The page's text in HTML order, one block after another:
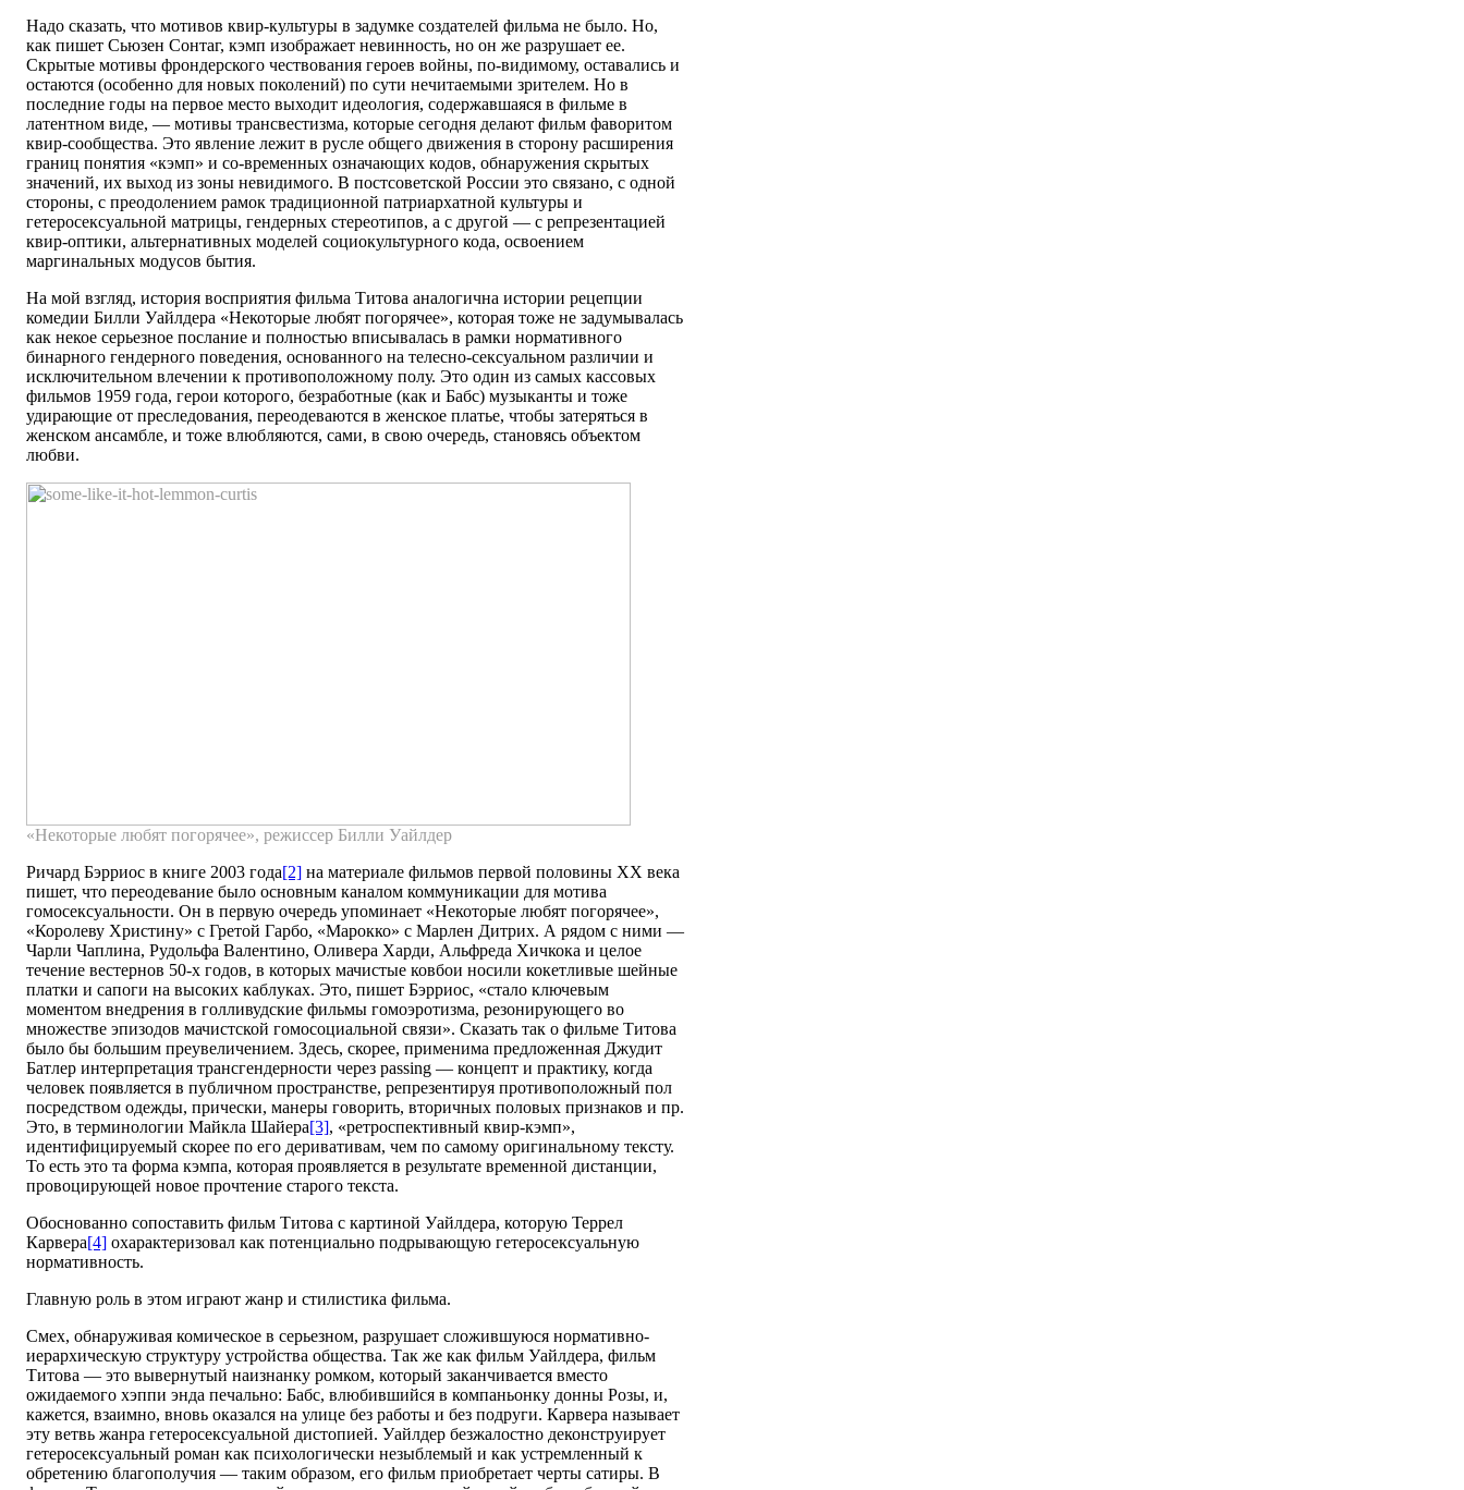
Надо сказать, что мотивов квир-культуры в задумке создателей фильма не было. Но,
как пишет Сьюзен Сонтаг, кэмп изображает невинность, но он же разрушает ее.
Скрытые мотивы фрондерского чествования героев войны, по-видимому, оставались и
остаются (особенно для новых поколений) по сути нечитаемыми зрителем. Но в
последние годы на первое место выходит идеология, содержавшаяся в фильме в
латентном виде, — мотивы трансвестизма, которые сегодня делают фильм фаворитом
квир-сообщества. Это явление лежит в русле общего движения в сторону расширения
границ понятия «кэмп» и со-временных означающих кодов, обнаружения скрытых
значений, их выход из зоны невидимого. В постсоветской России это связано, с одной
стороны, с преодолением рамок традиционной патриархатной культуры и
гетеросексуальной матрицы, гендерных стереотипов, а с другой — с репрезентацией
квир-оптики, альтернативных моделей социокультурного кода, освоением
маргинальных модусов бытия.
На мой взгляд, история восприятия фильма Титова аналогична истории рецепции
комедии Билли Уайлдера «Некоторые любят погорячее», которая тоже не задумывалась
как некое серьезное послание и полностью вписывалась в рамки нормативного
бинарного гендерного поведения, основанного на телесно-сексуальном различии и
исключительном влечении к противоположному полу. Это один из самых кассовых
фильмов 1959 года, герои которого, безработные (как и Бабс) музыканты и тоже
удирающие от преследования, переодеваются в женское платье, чтобы затеряться в
женском ансамбле, и тоже влюбляются, сами, в свою очередь, становясь объектом
любви.
«Некоторые любят погорячее», режиссер Билли Уайлдер
Ричард Бэрриос в книге 2003 года[2] на материале фильмов первой половины ХХ века
пишет, что переодевание было основным каналом коммуникации для мотива
гомосексуальности. Он в первую очередь упоминает «Некоторые любят погорячее»,
«Королеву Христину» с Гретой Гарбо, «Марокко» с Марлен Дитрих. А рядом с ними —
Чарли Чаплина, Рудольфа Валентино, Оливера Харди, Альфреда Хичкока и целое
течение вестернов 50-х годов, в которых мачистые ковбои носили кокетливые шейные
платки и сапоги на высоких каблуках. Это, пишет Бэрриос, «стало ключевым
моментом внедрения в голливудские фильмы гомоэротизма, резонирующего во
множестве эпизодов мачистской гомосоциальной связи». Сказать так о фильме Титова
было бы большим преувеличением. Здесь, скорее, применима предложенная Джудит
Батлер интерпретация трансгендерности через passing — концепт и практику, когда
человек появляется в публичном пространстве, репрезентируя противоположный пол
посредством одежды, прически, манеры говорить, вторичных половых признаков и пр.
Это, в терминологии Майкла Шайера[3], «ретроспективный квир-кэмп»,
идентифицируемый скорее по его деривативам, чем по самому оригинальному тексту.
То есть это та форма кэмпа, которая проявляется в результате временной дистанции,
провоцирующей новое прочтение старого текста.
Обоснованно сопоставить фильм Титова с картиной Уайлдера, которую Террел
Карвера[4] охарактеризовал как потенциально подрывающую гетеросексуальную
нормативность.
Главную роль в этом играют жанр и стилистика фильма.
Смех, обнаруживая комическое в серьезном, разрушает сложившуюся нормативно-
иерархическую структуру устройства общества. Так же как фильм Уайлдера, фильм
Титова — это вывернутый наизнанку ромком, который заканчивается вместо
ожидаемого хэппи энда печально: Бабс, влюбившийся в компаньонку донны Розы, и,
кажется, взаимно, вновь оказался на улице без работы и без подруги. Карвера называет
эту ветвь жанра гетеросексуальной дистопией. Уайлдер безжалостно деконструирует
гетеросексуальный роман как психологически незыблемый и как устремленный к
обретению благополучия — таким образом, его фильм приобретает черты сатиры. В